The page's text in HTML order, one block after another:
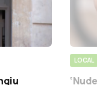
LOCAL